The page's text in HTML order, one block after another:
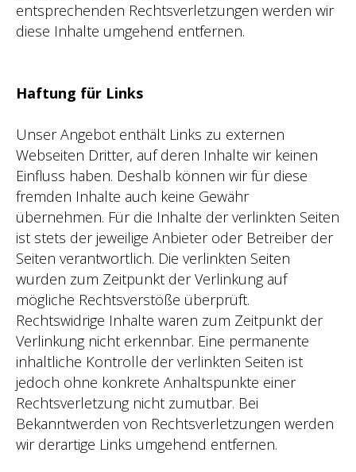
entsprechenden Rechtsverletzungen werden wir
diese Inhalte umgehend entfernen.
Haftung für Links
Unser Angebot enthält Links zu externen
Webseiten Dritter, auf deren Inhalte wir keinen
Einfluss haben. Deshalb können wir für diese
fremden Inhalte auch keine Gewähr
übernehmen. Für die Inhalte der verlinkten Seiten
ist stets der jeweilige Anbieter oder Betreiber der
Seiten verantwortlich. Die verlinkten Seiten
wurden zum Zeitpunkt der Verlinkung auf
mögliche Rechtsverstöße überprüft.
Rechtswidrige Inhalte waren zum Zeitpunkt der
Verlinkung nicht erkennbar. Eine permanente
inhaltliche Kontrolle der verlinkten Seiten ist
jedoch ohne konkrete Anhaltspunkte einer
Rechtsverletzung nicht zumutbar. Bei
Bekanntwerden von Rechtsverletzungen werden
wir derartige Links umgehend entfernen.